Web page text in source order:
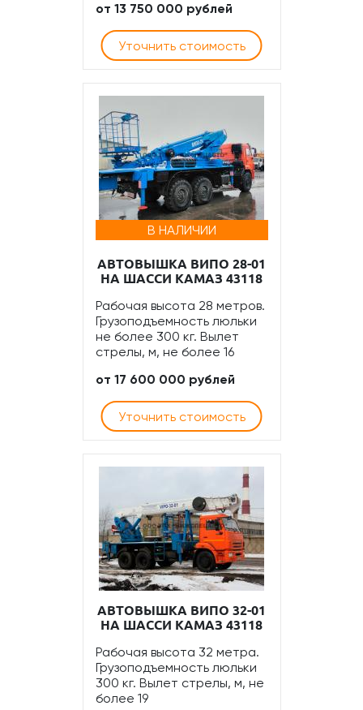
от 13 750 000 рублей
Уточнить стоимость
В НАЛИЧИИ
АВТОВЫШКА ВИПО 28-01
НА ШАССИ КАМАЗ 43118
Рабочая высота 28 метров.
Грузоподъемность люльки
не более 300 кг. Вылет
стрелы, м, не более 16
от 17 600 000 рублей
Уточнить стоимость
АВТОВЫШКА ВИПО 32-01
НА ШАССИ КАМАЗ 43118
Рабочая высота 32 метра.
Грузоподъемность люльки
300 кг. Вылет стрелы, м, не
более 19